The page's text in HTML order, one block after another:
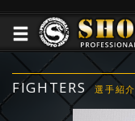
FIGHTERS 選手紹介